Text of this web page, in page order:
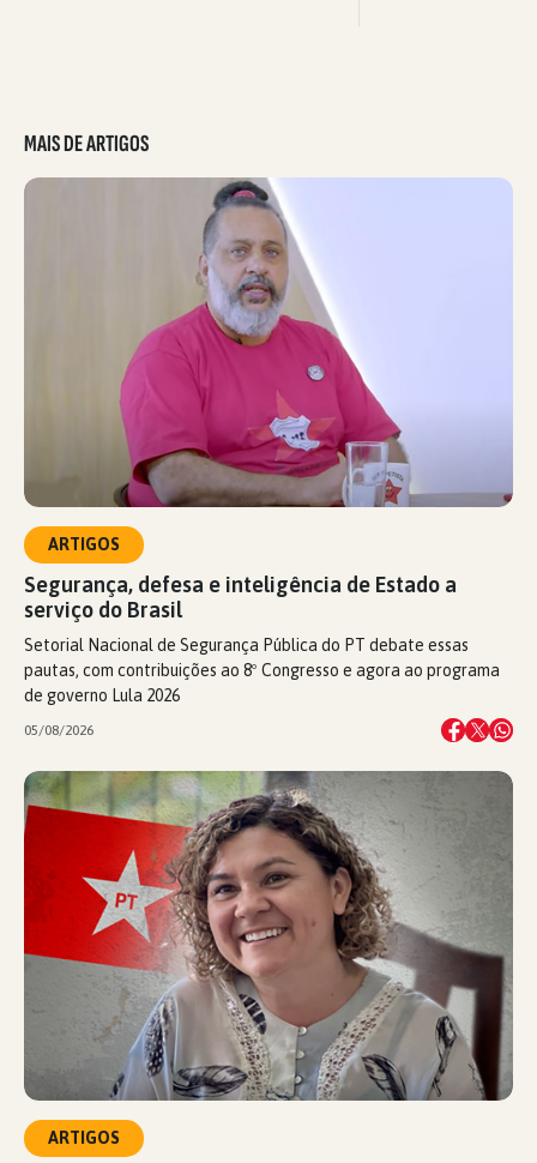
MAIS DE ARTIGOS
ARTIGOS
Segurança, defesa e inteligência de Estado a
serviço do Brasil
Setorial Nacional de Segurança Pública do PT debate essas
pautas, com contribuições ao 8º Congresso e agora ao programa
de governo Lula 2026
05/08/2026
ARTIGOS